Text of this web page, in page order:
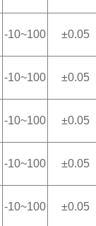
-10~100 ±0.05
-10~100 ±0.05
-10~100 ±0.05
-10~100 ±0.05
-10~100 ±0.05